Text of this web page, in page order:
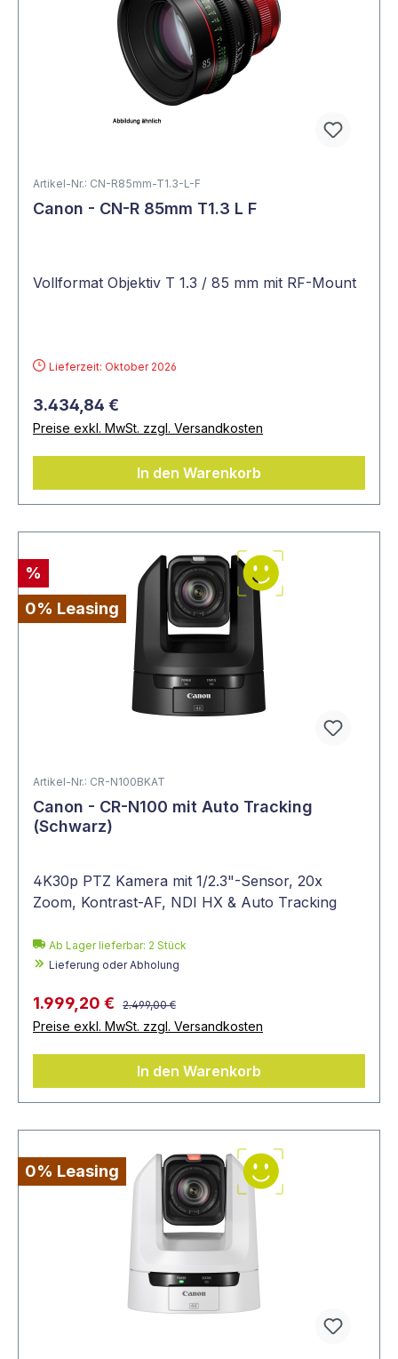
Artikel-Nr.: CN-R85mm-T1.3-L-F
Canon - CN-R 85mm T1.3 L F
Vollformat Objektiv T 1.3 / 85 mm mit RF-Mount
Lieferzeit: Oktober 2026
3.434,84 €
Preise exkl. MwSt. zzgl. Versandkosten
In den Warenkorb
%
0% Leasing
Artikel-Nr.: CR-N100BKAT
Canon - CR-N100 mit Auto Tracking
(Schwarz)
4K30p PTZ Kamera mit 1/2.3"-Sensor, 20x
Zoom, Kontrast-AF, NDI HX & Auto Tracking
Ab Lager lieferbar: 2 Stück
Lieferung oder Abholung
1.999,20 € 2.499,00 €
Preise exkl. MwSt. zzgl. Versandkosten
In den Warenkorb
0% Leasing